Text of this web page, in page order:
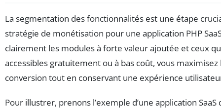
La segmentation des fonctionnalités est une étape
stratégie de monétisation pour une application PHP
clairement les modules à forte valeur ajoutée et ceux
accessibles gratuitement ou à bas coût, vous
conversion tout en conservant une expérience
Pour illustrer, prenons l’exemple d’une application SaaS